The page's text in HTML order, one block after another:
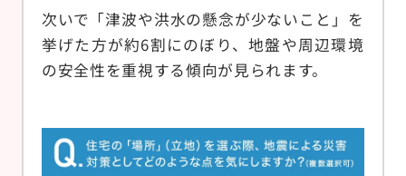
次いで「津波や洪水の懸念が少ないこと」を
挙げた方が約6割にのぼり、地盤や周辺環境
の安全性を重視する傾向が見られます。